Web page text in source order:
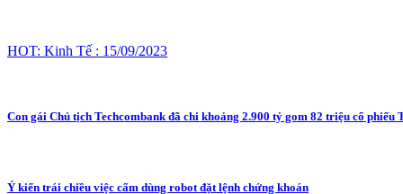
HOT: Kinh Tế : 15/09/2023
Con gái Chủ tịch Techcombank đã chi khoảng 2.900 tỷ gom 82 triệu cổ phiếu
Ý kiến trái chiều việc cấm dùng robot đặt lệnh chứng khoán